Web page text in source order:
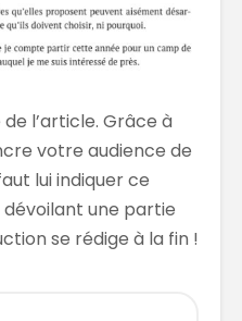
l’article. Grâce à
votre audience de
lui indiquer ce
une partie
se rédige à la fin !